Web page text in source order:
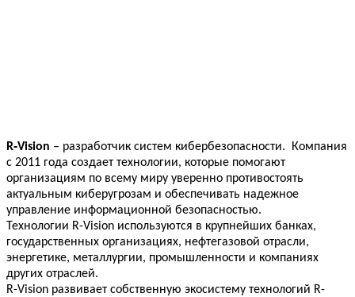
R‑Vision – разработчик систем кибербезопасности. Компания
с 2011 года создает технологии, которые помогают
организациям по всему миру уверенно противостоять
актуальным киберугрозам и обеспечивать надежное
управление информационной безопасностью.
Технологии R-Vision используются в крупнейших банках,
государственных организациях, нефтегазовой отрасли,
энергетике, металлургии, промышленности и компаниях
других отраслей.
R-Vision развивает собственную экосистему технологий R-